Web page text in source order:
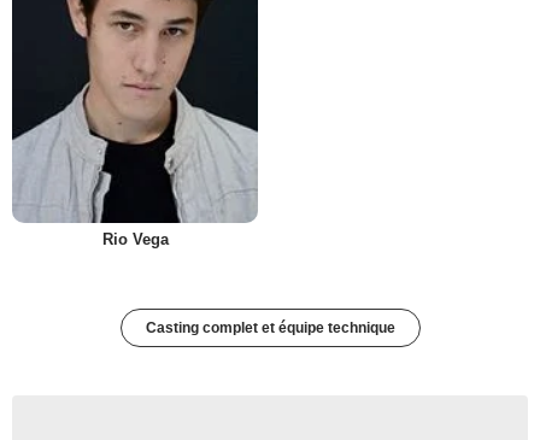
Rio Vega
Casting complet et équipe technique